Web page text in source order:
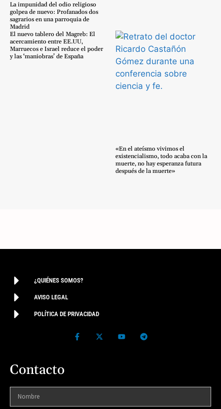
La impunidad del odio religioso
golpea de nuevo: Profanados dos
sagrarios en una parroquia de
Madrid
El nuevo tablero del Magreb: El
acercamiento entre EE.UU,
Marruecos e Israel reduce el poder
y las ‘maniobras’ de España
«En el ateísmo vivimos el
existencialismo, todo acaba con la
muerte, no hay esperanza futura
después de la muerte»
¿QUIÉNES SOMOS?
AVISO LEGAL
POLÍTICA DE PRIVACIDAD
Contacto